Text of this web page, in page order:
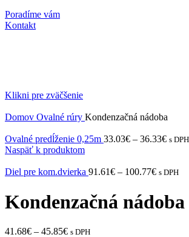
Poradíme vám
Kontakt
Klikni pre zväčšenie
Domov Ovalné rúry Kondenzačná nádoba
Ovalné predĺženie 0,25m 33.03€ – 36.33€ s DPH
Naspäť k produktom
Diel pre kom.dvierka 91.61€ – 100.77€ s DPH
Kondenzačná nádoba
41.68€ – 45.85€ s DPH